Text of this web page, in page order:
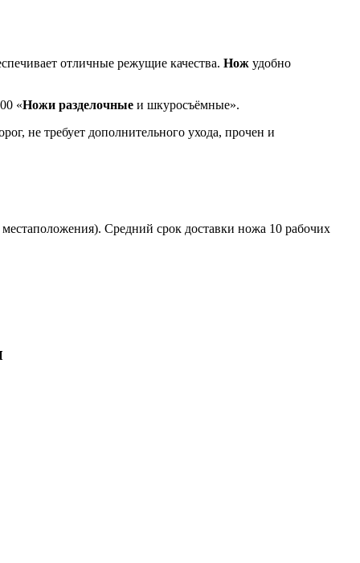
отличные режущие качества. Нож удобно
«Ножи разделочные и шкуросъёмные».
не требует дополнительного ухода, прочен и
Средний срок доставки ножа 10 рабочих